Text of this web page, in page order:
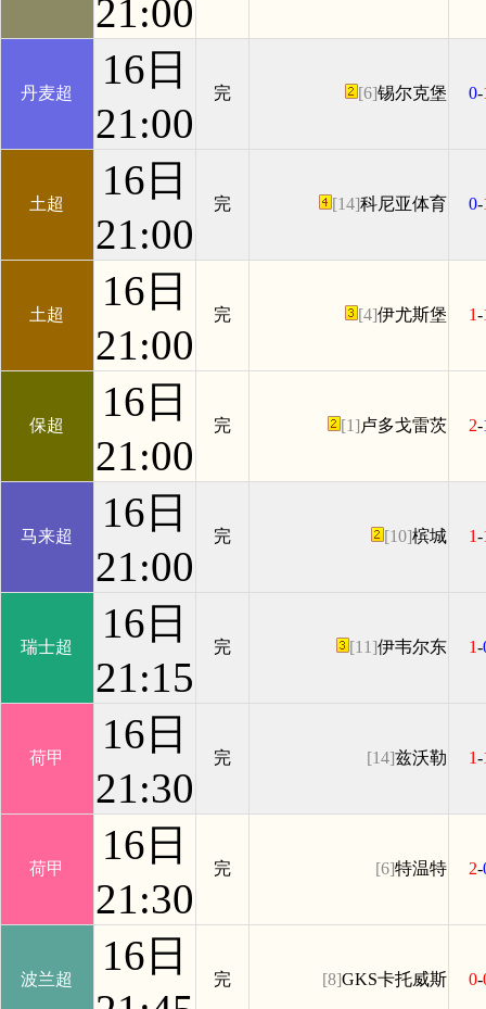
21:00
丹麦超
16日
21:00
完 [6]锡尔克堡 0-
土超
16日
21:00
完 [14]科尼亚体育 0-
土超
16日
21:00
完 [4]伊尤斯堡 1-
保超
16日
21:00
完 [1]卢多戈雷茨 2-
马来超
16日
21:00
完 [10]槟城 1-
瑞士超
16日
21:15
完 [11]伊韦尔东 1-
荷甲
16日
21:30
完 [14]兹沃勒 1-
荷甲
16日
21:30
完 [6]特温特 2-
波兰超
16日
完 [8]GKS卡托威斯 0-